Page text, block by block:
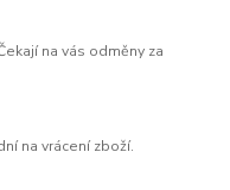
na vás odměny za
na vrácení zboží.